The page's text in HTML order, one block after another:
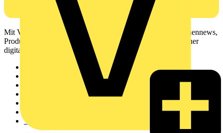
Mit Voltimum erhalten Elektrofachkräfte Zugang zu Branchennews,
Produktinformationen, Schulungen und Tools – alles auf einer
digitalen Plattform und Community.
Voltimum+